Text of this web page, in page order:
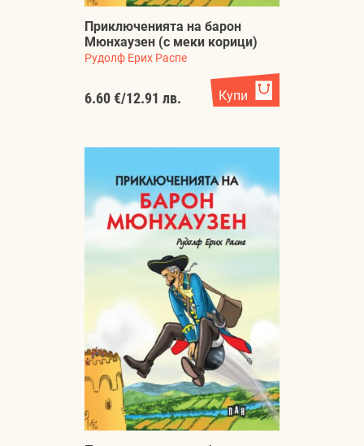
Приключенията на барон
Мюнхаузен (с меки корици)
Рудолф Ерих Распе
6.60 €/12.91 лв. Купи